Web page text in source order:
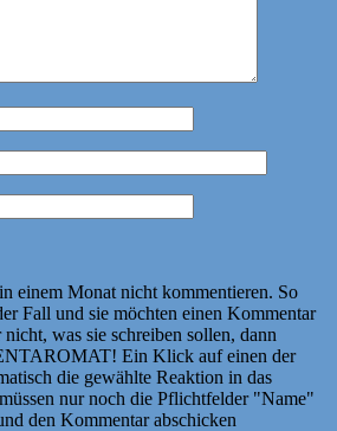
einem Monat nicht kommentieren. So
Fall und sie möchten einen Kommentar
was sie schreiben sollen, dann
Ein Klick auf einen der
die gewählte Reaktion in das
nur noch die Pflichtfelder "Name"
den Kommentar abschicken